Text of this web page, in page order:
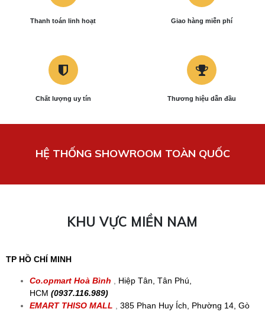
Thanh toán linh hoạt Giao hàng miễn phí
Chất lượng uy tín Thương hiệu dẫn đầu
HỆ THỐNG SHOWROOM TOÀN QUỐC
KHU VỰC MIỀN NAM
TP HỒ CHÍ MINH
Co.opmart Hoà Bình
Hiệp Tân, Tân Phú,
HCM (0937.116.989)
EMART THISO MALL
385 Phan Huy Ích, Phường 14, Gò